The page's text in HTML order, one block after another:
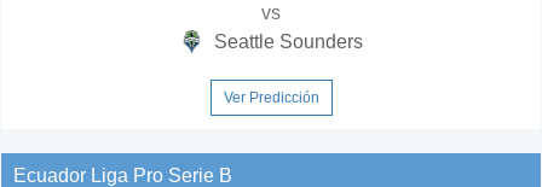
vs
Seattle Sounders
Ver Predicción
Ecuador Liga Pro Serie B